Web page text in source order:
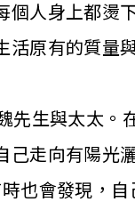
人身上都燙
原有的質量
先生與太太。
走向有陽光
也會發現，